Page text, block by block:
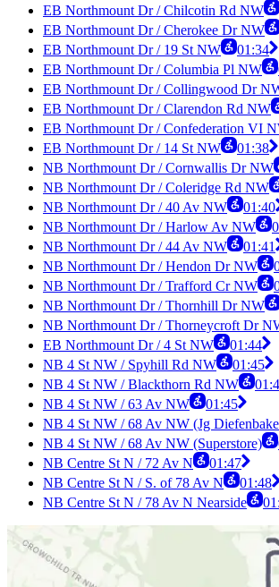
EB Northmount Dr / Chilcotin Rd NW
EB Northmount Dr / Cherokee Dr NW
EB Northmount Dr / 19 St NW
01:34
EB Northmount Dr / Columbia Pl NW
EB Northmount Dr / Collingwood Dr
EB Northmount Dr / Clarendon Rd NW
EB Northmount Dr / Confederation VI
EB Northmount Dr / 14 St NW
01:38
NB Northmount Dr / Cornwallis Dr NW
NB Northmount Dr / Coleridge Rd NW
NB Northmount Dr / 40 Av NW
01:40
NB Northmount Dr / Harlow Av NW
NB Northmount Dr / 44 Av NW
01:41
NB Northmount Dr / Hendon Dr NW
NB Northmount Dr / Trafford Cr NW
NB Northmount Dr / Thornhill Dr NW
NB Northmount Dr / Thorneycroft Dr
EB Northmount Dr / 4 St NW
01:44
NB 4 St NW / Spyhill Rd NW
01:45
NB 4 St NW / Blackthorn Rd NW
NB 4 St NW / 63 Av NW
01:45
NB 4 St NW / 68 Av NW (Jg
NB 4 St NW / 68 Av NW (Superstore)
NB Centre St N / 72 Av N
01:47
NB Centre St N / S. of 78 Av N
01:48
NB Centre St N / 78 Av N Nearside